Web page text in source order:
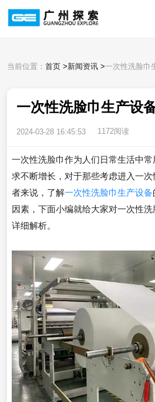
当前位置： 首页 >新闻资讯 >一次性洗脸巾
一次性洗脸巾生产设
2024-03-28 16:45:53 1172阅读
一次性洗脸巾作为人们日常生活中
求不断增长，对于那些考虑进入一
者来说，了解一次性洗脸巾生产设备
因素，下面小编就给大家对一次性
详细解析。